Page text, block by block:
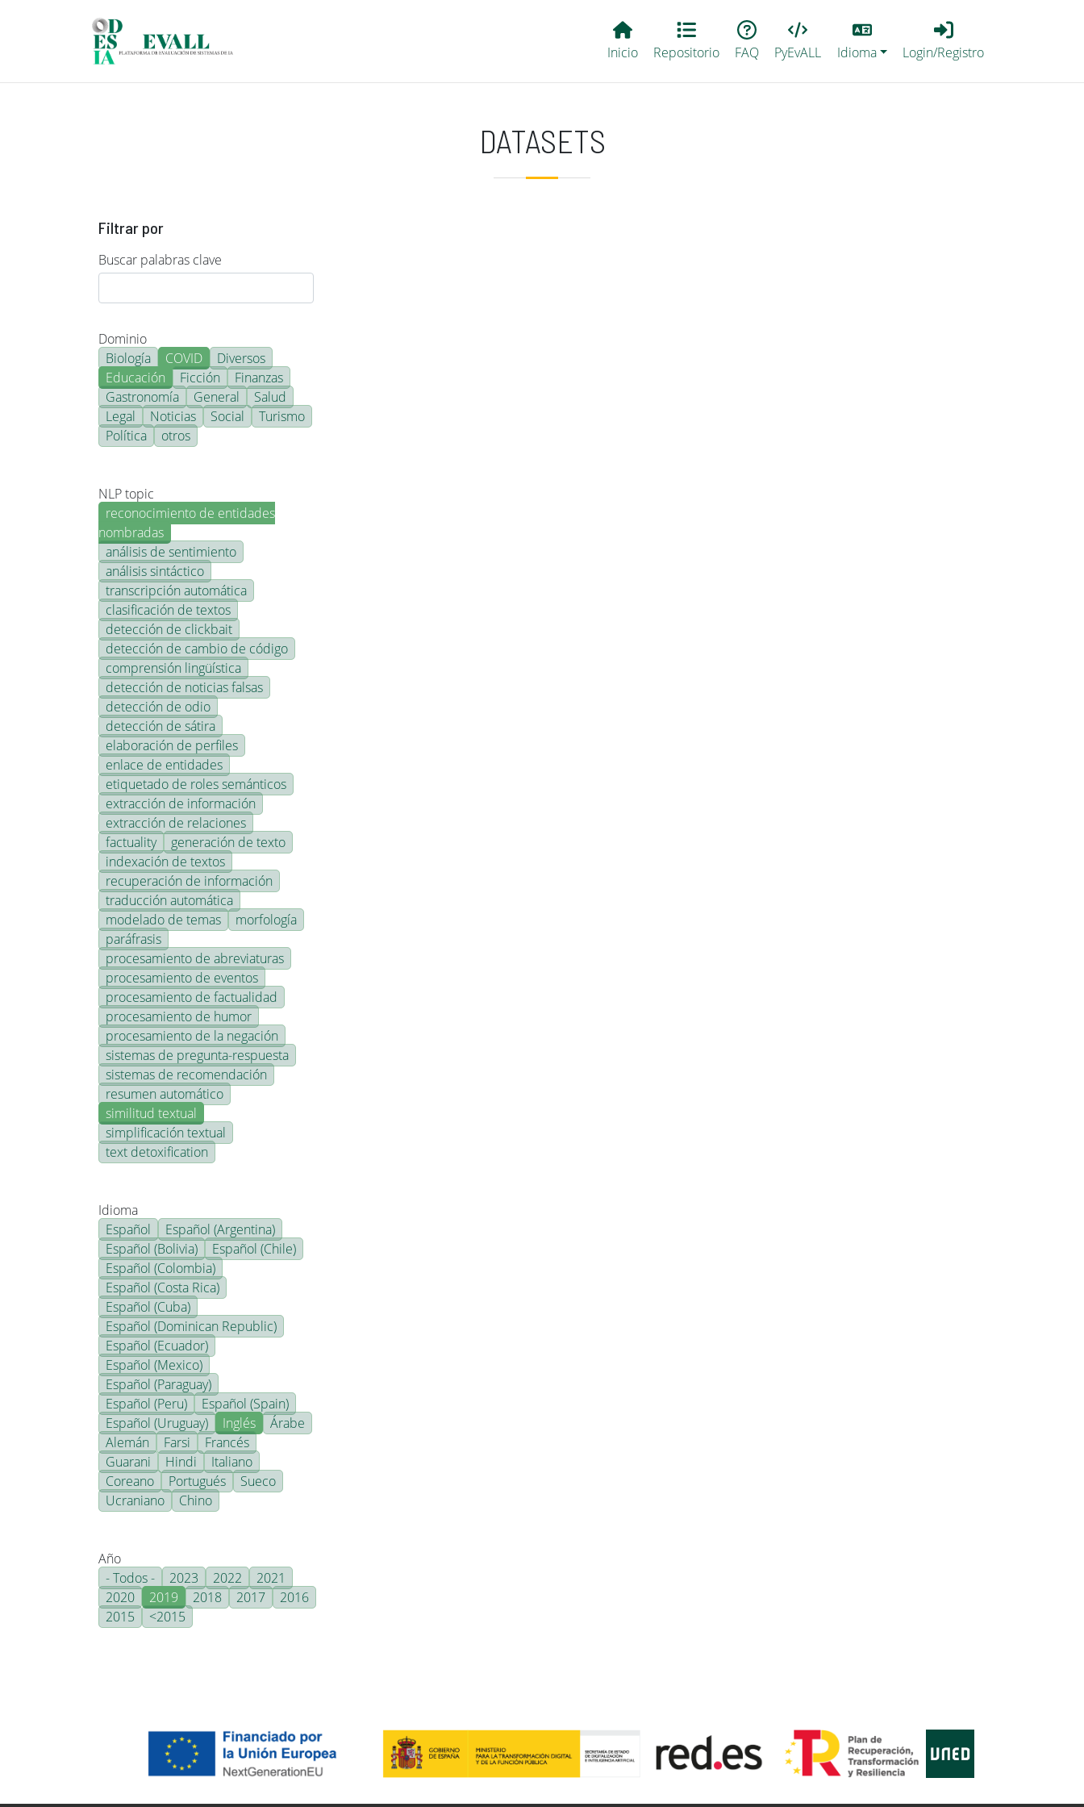
Main EvALL
Inicio Repositorio FAQ PyEvALL
Lang
Idioma
Login_Registro
Login/Registro
DATASETS
Filtrar por
Buscar palabras clave
Dominio
Biología
COVID
Diversos
Educación
Ficción
Finanzas
Gastronomía
General
Salud
Legal
Noticias Social
Turismo
Política
otros
NLP topic
reconocimiento de entidades
nombradas
análisis de sentimiento
análisis sintáctico
transcripción automática
clasificación de textos
detección de clickbait
detección de cambio de código
comprensión lingüística
detección de noticias falsas
detección de odio
detección de sátira
elaboración de perfiles
enlace de entidades
etiquetado de roles semánticos
extracción de información
extracción de relaciones
factuality
generación de texto
indexación de textos
recuperación de información
traducción automática
modelado de temas
morfología
paráfrasis
procesamiento de abreviaturas
procesamiento de eventos
procesamiento de factualidad
procesamiento de humor
procesamiento de la negación
sistemas de pregunta-respuesta
sistemas de recomendación
resumen automático
similitud textual
simplificación textual
text detoxification
Idioma
Español
Español (Argentina)
Español (Bolivia)
Español (Chile)
Español (Colombia)
Español (Costa Rica)
Español (Cuba)
Español (Dominican Republic)
Español (Ecuador)
Español (Mexico)
Español (Paraguay)
Español (Peru)
Español (Spain)
Español (Uruguay)
Inglés
Árabe
Alemán
Farsi
Francés
Guarani
Hindi
Italiano
Coreano
Portugués
Sueco
Ucraniano
Chino
Año
- Todos -
2023 2022
2021
2020
2019 2018 2017
2016
2015
<2015